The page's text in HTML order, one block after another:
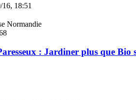
16, 18:51
Normandie
: Jardiner plus que Bio